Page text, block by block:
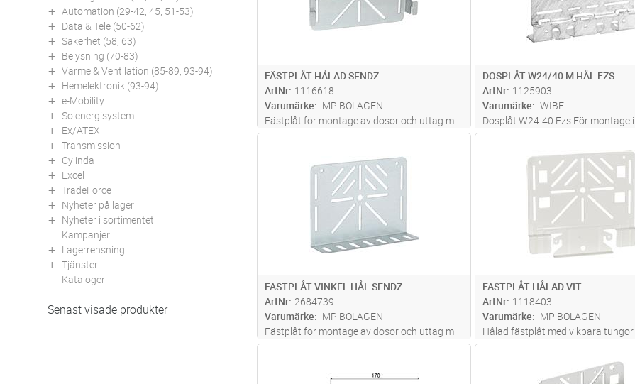
Automation (29-42, 45, 51-53)
Data & Tele (50-62)
Säkerhet (58, 63)
Belysning (70-83)
Värme & Ventilation (85-89, 93-94)
Hemelektronik (93-94)
e-Mobility
Solenergisystem
Ex/ATEX
Transmission
Cylinda
Excel
TradeForce
Nyheter på lager
Nyheter i sortimentet
Kampanjer
Lagerrensning
Tjänster
Kataloger
Senast visade produkter
FÄSTPLÅT HÅLAD SENDZ
ArtNr 1116618
Varumärke
MP BOLAGEN
Fästplåt för montage av dosor och uttag m
m - hålad.
DOSPLÅT W24/40 M HÅL FZS
ArtNr 1125903
Varumärke
WIBE
Dosplåt W24-40 Fzs För montage
kantsrännor och armaturskenor
FÄSTPLÅT VINKEL HÅL SENDZ
ArtNr 2684739
Varumärke
MP BOLAGEN
Fästplåt för montage av dosor och uttag m
m.
Lägg i
FÄSTPLÅT HÅLAD VIT
ArtNr 1118403
Varumärke
MP BOLAGEN
Hålad fästplåt med vikbara
under rännkanten. Det finns även
2 st Actassi och 2 st Keystone för
montage av datajack.